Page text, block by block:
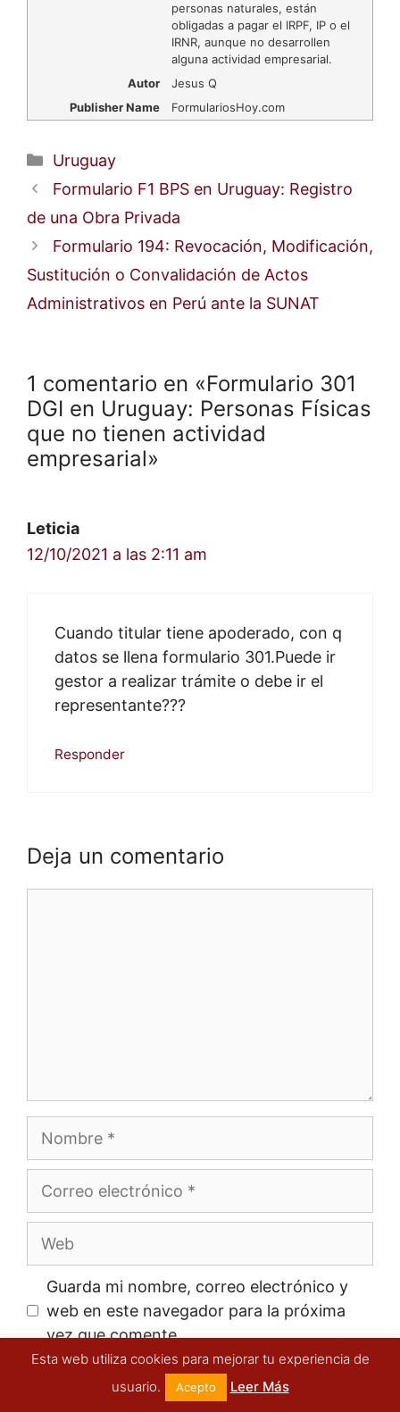
personas naturales, están
obligadas a pagar el IRPF, IP o el
IRNR, aunque no desarrollen
alguna actividad empresarial.
Autor
Jesus Q
Publisher Name
FormulariosHoy.com
Categorías
Uruguay
Formulario F1 BPS en Uruguay: Registro
de una Obra Privada
Formulario 194: Revocación, Modificación,
Sustitución o Convalidación de Actos
Administrativos en Perú ante la SUNAT
1 comentario en «Formulario 301
DGI en Uruguay: Personas Físicas
que no tienen actividad
empresarial»
Leticia
12/10/2021 a las 2:11 am
Cuando titular tiene apoderado, con q
datos se llena formulario 301.Puede ir
gestor a realizar trámite o debe ir el
representante???
Responder
Deja un comentario
Correo
electrónico
Guarda mi nombre, correo electrónico y
web en este navegador para la próxima
vez que comente.
Esta web utiliza cookies para mejorar tu experiencia de
usuario.
Acepto Leer Más